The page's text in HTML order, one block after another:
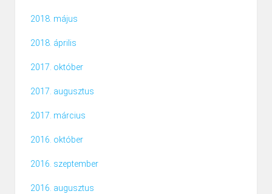
2018. május
2018. április
2017. október
2017. augusztus
2017. március
2016. október
2016. szeptember
2016. augusztus